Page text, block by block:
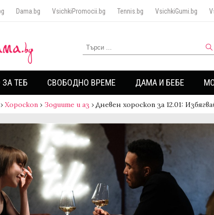
Dama.bg VsichkiPromocii.bg Tennis.bg VsichkiGumi.bg
ТЕБ СВОБОДНО ВРЕМЕ ДАМА И БЕБЕ
› Хороскоп › Зодиите и аз ›Дневен хороскоп за 12.01: